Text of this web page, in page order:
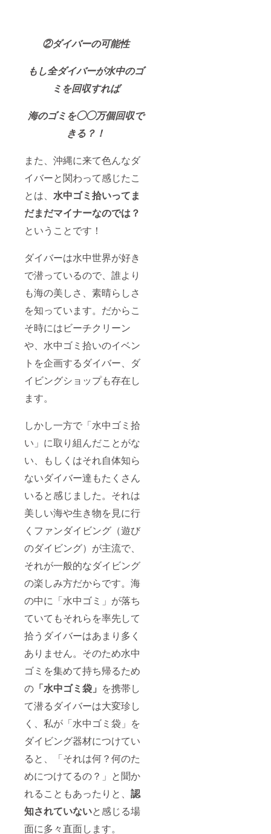
②ダイバーの可能性
もし全ダイバーが水中のゴ
ミを回収すれば
海のゴミを◯◯万個回収で
きる？！
また、沖縄に来て色んなダ
イバーと関わって感じたこ
とは、 水中ゴミ拾いってま
だまだマイナーなのでは？
ということです！
ダイバーは水中世界が好き
で潜っているので、誰より
も海の美しさ、素晴らしさ
を知っています。だからこ
そ時にはビーチクリーン
や、水中ゴミ拾いのイベン
トを企画するダイバー、ダ
イビングショップも存在し
ます。
しかし一方で「水中ゴミ拾
い」に取り組んだことがな
い、もしくはそれ自体知ら
ないダイバー達もたくさん
いると感じました。それは
美しい海や生き物を見に行
くファンダイビング（遊び
のダイビング）が主流で、
それが一般的なダイビング
の楽しみ方だからです。海
の中に「水中ゴミ」が落ち
ていてもそれらを率先して
拾うダイバーはあまり多く
ありません。そのため水中
ゴミを集めて持ち帰るため
の 「水中ゴミ袋」 を携帯し
て潜るダイバーは大変珍し
く、私が「水中ゴミ袋」を
ダイビング器材につけてい
ると、「それは何？何のた
めにつけてるの？」と聞か
れることもあったりと、 認
知されていないと感じる場
面に多々直面します。